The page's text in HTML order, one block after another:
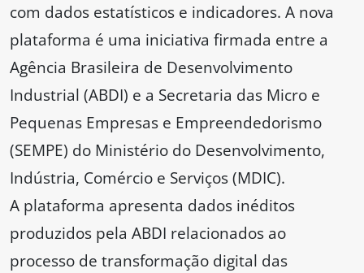
com dados estatísticos e indicadores. A nova
plataforma é uma iniciativa firmada entre a
Agência Brasileira de Desenvolvimento
Industrial (ABDI) e a Secretaria das Micro e
Pequenas Empresas e Empreendedorismo
(SEMPE) do Ministério do Desenvolvimento,
Indústria, Comércio e Serviços (MDIC).
A plataforma apresenta dados inéditos
produzidos pela ABDI relacionados ao
processo de transformação digital das